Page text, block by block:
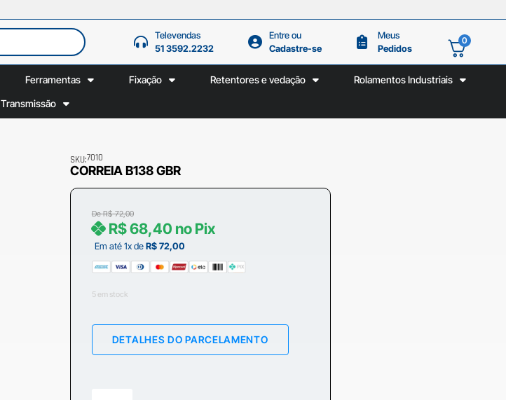
Televendas
51 3592.2232
Entre ou
Cadastre-se
Meus
Pedidos
0
Ferramentas Fixação Retentores e vedação
Rolamentos Industriais
Transmissão
SKU:7010
CORREIA B138 GBR
DeR$72,00
Em até 1x deR$72,00
R$68,40 no Pix
5 em stock
DETALHES DO PARCELAMENTO